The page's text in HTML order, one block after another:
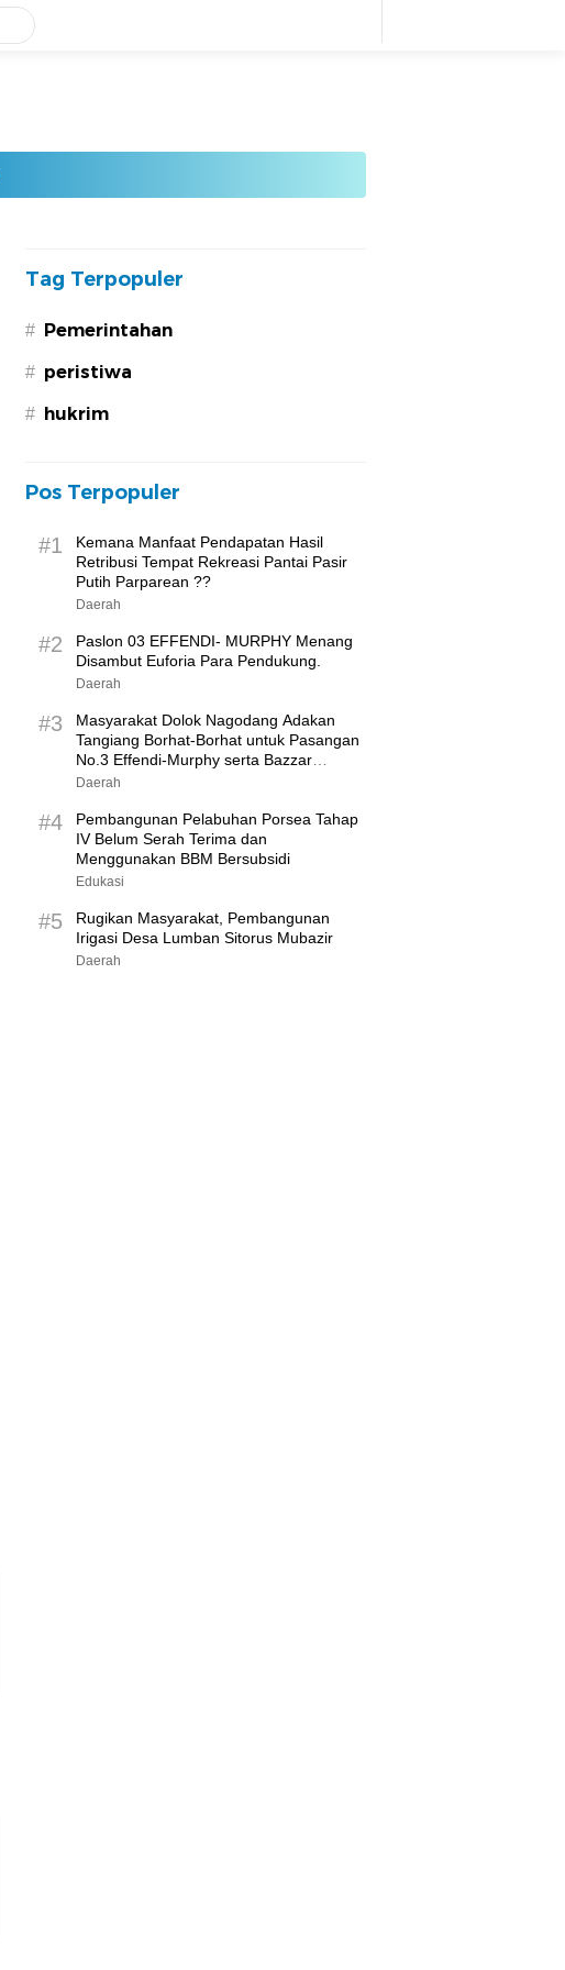
Tag Terpopuler
# Pemerintahan
# peristiwa
# hukrim
Pos Terpopuler
#1
Kemana Manfaat Pendapatan Hasil
Retribusi Tempat Rekreasi Pantai Pasir
Putih Parparean ??
Daerah
#2
Paslon 03 EFFENDI- MURPHY Menang
Disambut Euforia Para Pendukung.
Daerah
#3
Masyarakat Dolok Nagodang Adakan
Tangiang Borhat-Borhat untuk Pasangan
No.3 Effendi-Murphy serta Bazzar
Sembako Murah
Daerah
#4
Pembangunan Pelabuhan Porsea Tahap
IV Belum Serah Terima dan
Menggunakan BBM Bersubsidi
Edukasi
#5
Rugikan Masyarakat, Pembangunan
Irigasi Desa Lumban Sitorus Mubazir
Daerah